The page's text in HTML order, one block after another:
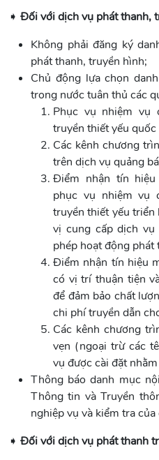
➧ Đối với dịch vụ phát thanh,
Không phải đăng ký
phát thanh, truyền hình;
Chủ động lựa chọn
trong nước tuân thủ các
Phục vụ nhiệm vụ
truyền thiết yếu
Các kênh chương
trên dịch vụ quảng
Điểm nhận tín
phục vụ nhiệm vụ
truyền thiết yếu triển
vị cung cấp dịch
phép hoạt động
Điểm nhận tín hiệu
có vị trí thuận tiện
để đảm bảo chất
chi phí truyền dẫn
Các kênh chương
vẹn (ngoại trừ các
vụ được cài đặt
Thông báo danh mục
Thông tin và Truyền
nghiệp vụ và kiểm tra
➧ Đối với dịch vụ phát thanh